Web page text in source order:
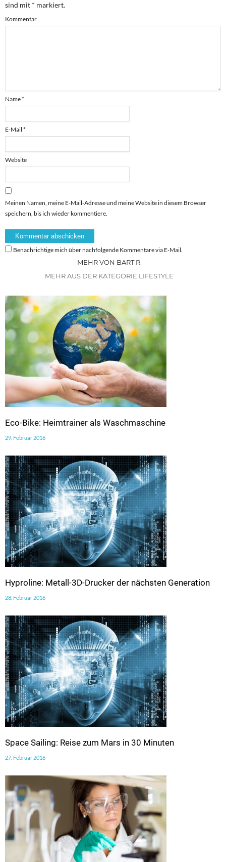
sind mit * markiert.
Kommentar
Name*
E-Mail *
Website
Meinen Namen, meine E-Mail-Adresse und meine Website in diesem Browser
speichern, bis ich wieder kommentiere.
Benachrichtige mich über nachfolgende Kommentare via E-Mail.
MEHR VON BART R.
MEHR AUS DER KATEGORIE LIFESTYLE
Eco-Bike: Heimtrainer als Waschmaschine
29. Februar 2016
Hyproline: Metall-3D-Drucker der nächsten Generation
28. Februar 2016
Space Sailing: Reise zum Mars in 30 Minuten
27. Februar 2016